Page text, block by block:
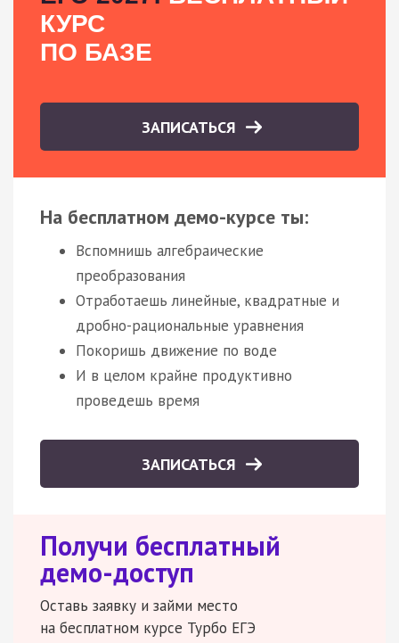
КУРС
ПО БАЗЕ
ЗАПИСАТЬСЯ
На бесплатном демо-курсе ты:
Вспомнишь алгебраические
преобразования
Отработаешь линейные, квадратные и
дробно-рациональные уравнения
Покоришь движение по воде
И в целом крайне продуктивно
проведешь время
ЗАПИСАТЬСЯ
Получи бесплатный
демо-доступ
Оставь заявку и займи место
на бесплатном курсе Турбо ЕГЭ